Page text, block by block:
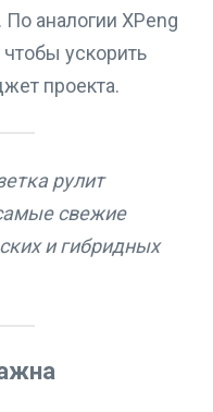
аналогии XPeng
ускорить
проекта.
рулит
свежие
и гибридных